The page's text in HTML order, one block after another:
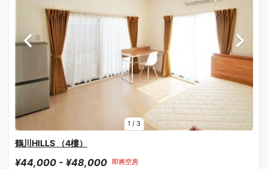
1 / 3
鶴川HILLS （4樓）
¥44,000 - ¥48,000 即將空房